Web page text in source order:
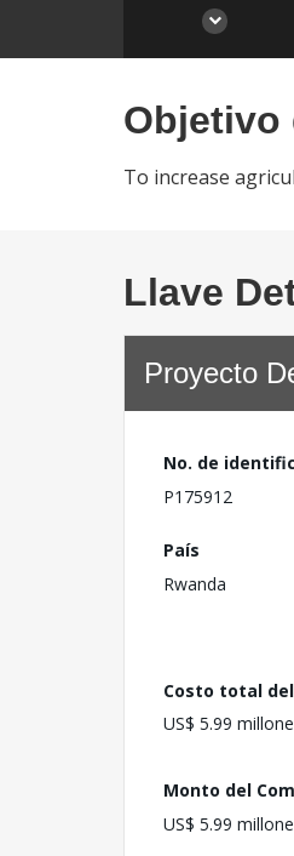
Objetivo
To increase
Llave
Proyecto
No. de
P175912
País
Rwanda
Costo total
US$ 5.99
Monto del
US$ 5.99